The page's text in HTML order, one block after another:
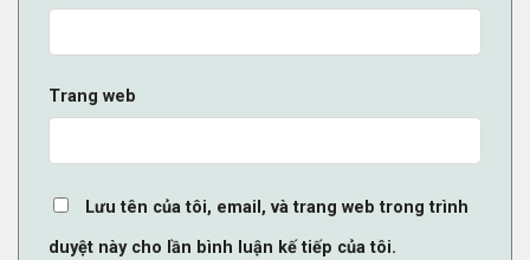
Trang web
Lưu tên của tôi, email, và trang web trong trình
duyệt này cho lần bình luận kế tiếp của tôi.